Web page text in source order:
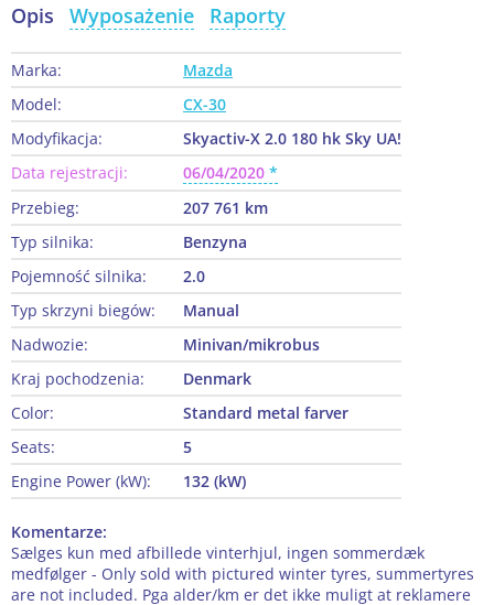
Opis Wyposażenie Raporty
Marka:
Mazda
Model:
CX-30
Modyfikacja:
Skyactiv-X 2.0 180 hk Sky UA!
Data rejestracji:
06/04/2020
Przebieg:
207 761 km
Typ silnika:
Benzyna
Pojemność silnika:
2.0
Typ skrzyni biegów:
Manual
Nadwozie:
Minivan/mikrobus
Kraj pochodzenia:
Denmark
Color:
Standard metal farver
Seats:
5
Engine Power (kW):
132 (kW)
Komentarze:
Sælges kun med afbillede vinterhjul, ingen sommerdæk
medfølger - Only sold with pictured winter tyres, summertyres
are not included. Pga alder/km er det ikke muligt at reklamere